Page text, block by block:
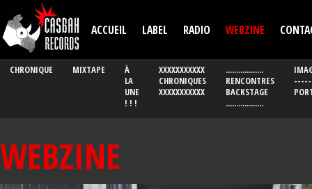
Aller au contenu principal
ACCUEIL LABEL RADIO WEBZINE
CHRONIQUE MIXTAPE
À
LA
UNE
! ! !
XXXXXXXXXXX
CHRONIQUES
XXXXXXXXXXX
..................
RENCONTRES
BACKSTAGE
..................
WEBZINE